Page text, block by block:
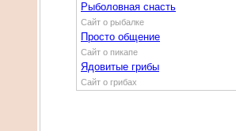
Рыболовная снасть
Сайт о рыбалке
Просто общение
Сайт о пикапе
Ядовитые грибы
Сайт о грибах